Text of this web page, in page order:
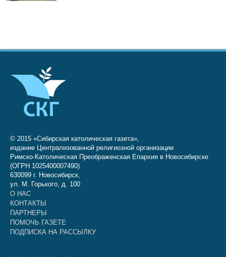
© 2015 «Сибирская католическая газета»,
издание Централизованной религиозной организации
Римско-Католическая Преображенская Епархия в Новосибирске
(ОГРН 1025400007490)
630099 г. Новосибирск,
ул. М. Горького, д. 100
О НАС
КОНТАКТЫ
ПАРТНЕРЫ
ПОМОЧЬ ГАЗЕТЕ
ПОДПИСКА НА РАССЫЛКУ